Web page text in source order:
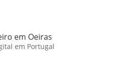
em Oeiras
em Portugal